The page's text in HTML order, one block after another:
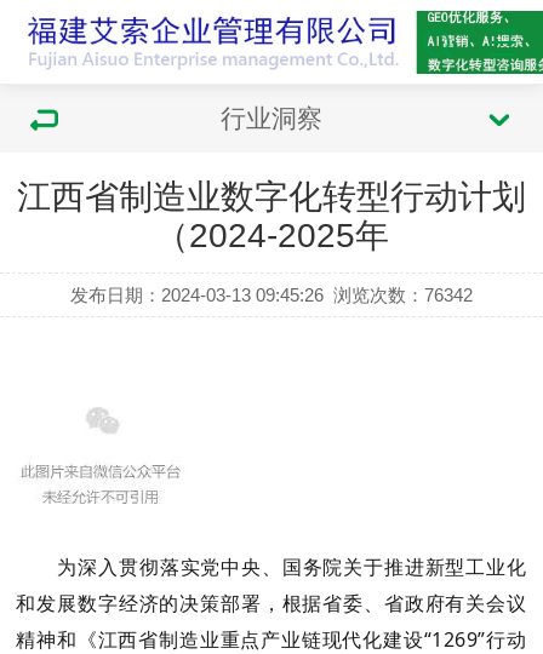
行业洞察
江西省制造业数字化转型行动计划
（2024-2025年
发布日期：2024-03-13 09:45:26 浏览次数：76342
为深入贯彻落实党中央、国务院关于推进新型工业化
和发展数字经济的决策部署，根据省委、省政府有关会议
精神和《江西省制造业重点产业链现代化建设“1269”行动